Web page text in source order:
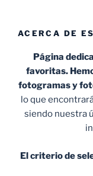
ACERCA DE
Página
favoritas.
fotogramas y
lo que
siendo nuestra
El criterio de